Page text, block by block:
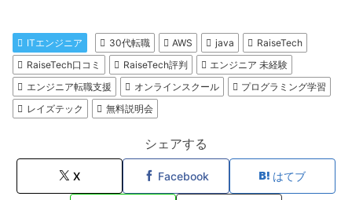
ITエンジニア 30代転職 AWS java
RaiseTech
RaiseTech口コミ
RaiseTech評判
エンジニア 未経験
エンジニア転職支援
オンラインスクール
プログラミング学習
レイズテック
無料説明会
シェアする
X Facebook はてブ